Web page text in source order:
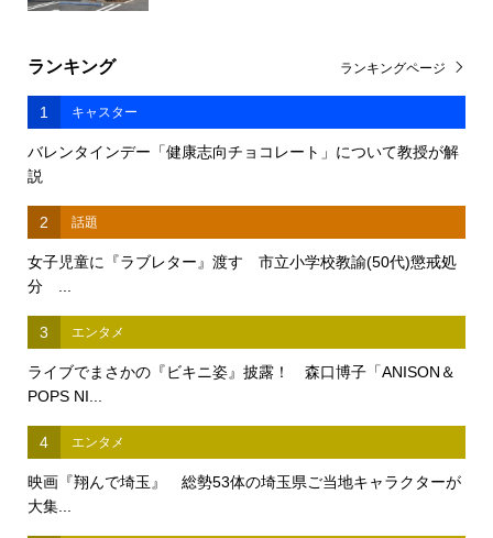
ランキング
1 キャスター
バレンタインデー「健康志向チョコレート」について教授が解
説
2 話題
女子児童に『ラブレター』渡す 市立小学校教諭(50代)懲戒処
分 ...
3 エンタメ
ライブでまさかの『ビキニ姿』披露！ 森口博子「ANISON＆
POPS NI...
4 エンタメ
映画『翔んで埼玉』 総勢53体の埼玉県ご当地キャラクターが
大集...
ランキングページ